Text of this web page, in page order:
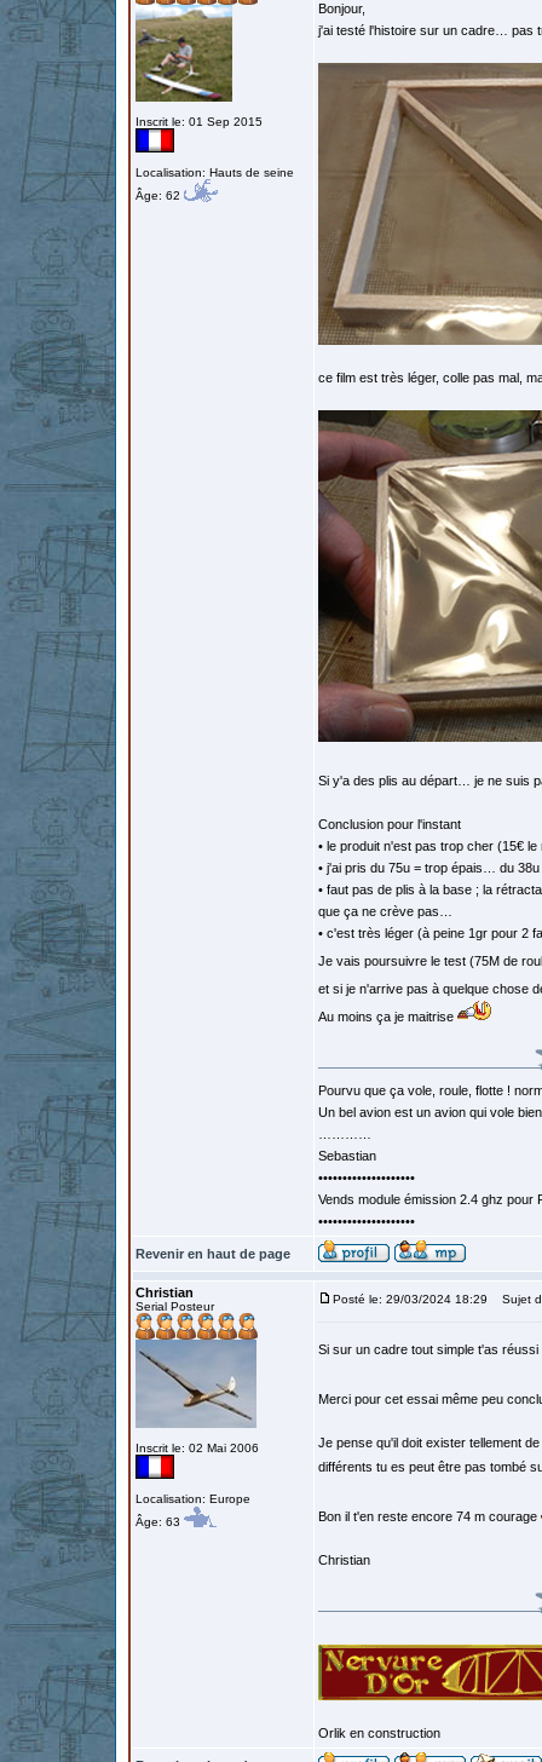
Inscrit le: 01 Sep 2015
Localisation: Hauts de seine
Âge: 62
Bonjour,
j'ai testé l'histoire sur un cadre… pas
ce film est très léger, colle pas mal,
Si y'a des plis au départ… je ne suis
Conclusion pour l'instant
• le produit n'est pas trop cher (15€
• j'ai pris du 75u = trop épais… du
• faut pas de plis à la base ; la
que ça ne crève pas…
• c'est très léger (à peine 1gr pour 2
Je vais poursuivre le test (75M de
et si je n'arrive pas à quelque chose
Au moins ça je maitrise
Pourvu que ça vole, roule, flotte !
Un bel avion est un avion qui vole
Sebastian
••••••••••••••••••••
Vends module émission 2.4 ghz
••••••••••••••••••••
Revenir en haut de page
Christian
Serial Posteur
Inscrit le: 02 Mai 2006
Localisation: Europe
Âge: 63
Posté le: 29/03/2024 18:29 Sujet
Si sur un cadre tout simple t'as
Merci pour cet essai même peu
Je pense qu'il doit exister tellement
différents tu es peut être pas tombé
Bon il t'en reste encore 74 m courage
Christian
Orlik en construction